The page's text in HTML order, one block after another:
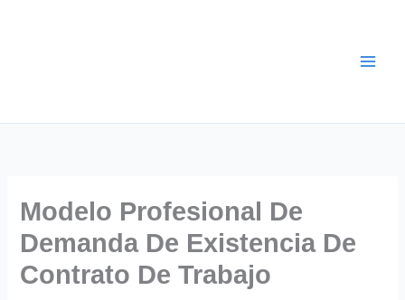
Modelo Profesional De
Demanda De Existencia De
Contrato De Trabajo